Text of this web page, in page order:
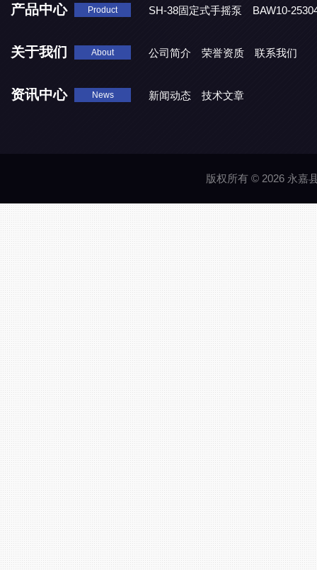
产品中心 Product SH-38固定式手摇泵
BAW10-
关于我们 About 公司简介 荣誉资质 联系我们
资讯中心 News 新闻动态 技术文章
版权所有 © 2026 永嘉